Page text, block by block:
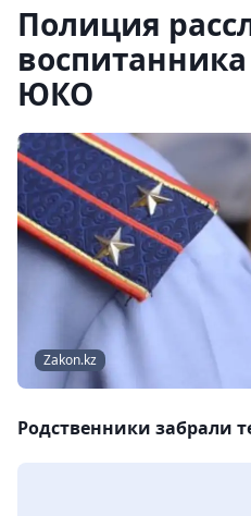
Полиция
ЮКО
Zakon.kz
Родственники забрали